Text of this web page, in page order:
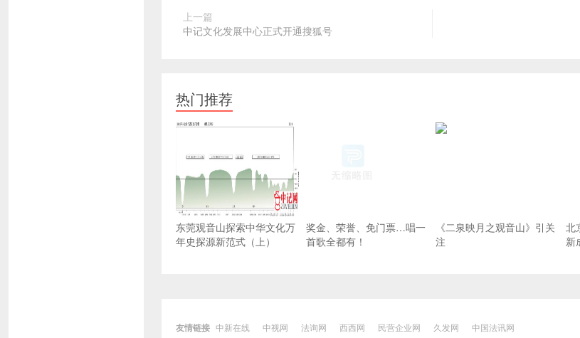
上一篇
中记文化发展中心正式开通搜狐号
热门推荐
东莞观音山探索中华文化万
年史探源新范式（上）
奖金、荣誉、免门票…唱一
首歌全都有！
《二泉映月之观音山》引关
注
北
新
友情链接 中新在线 中视网 法询网 西西网 民营企业网 久发网 中国法讯网